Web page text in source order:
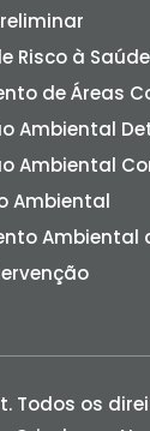
Risco à
de Áreas
Ambiental
Ambiental
Ambiental
Ambiental
Todos os